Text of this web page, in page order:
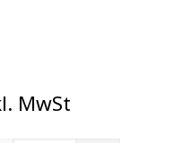
MwSt